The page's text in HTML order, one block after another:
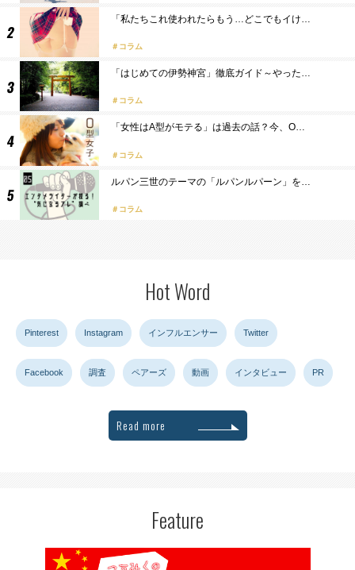
「私たちこれ使われたらもう…どこでもイけ…
コラム
「はじめての伊勢神宮」徹底ガイド～やった…
コラム
「女性はA型がモテる」は過去の話？今、O…
コラム
ルパン三世のテーマの「ルパンルパーン」を…
コラム
Hot Word
Pinterest Instagram インフルエンサー Twitter
Facebook 調査 ペアーズ 動画 インタビュー PR
Read more
Feature